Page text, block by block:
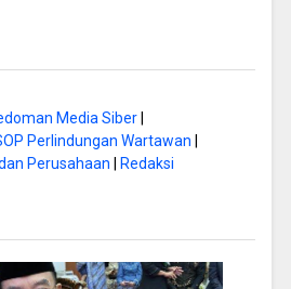
Media Siber|
Perlindungan Wartawan
Perusahaan
Redaksi